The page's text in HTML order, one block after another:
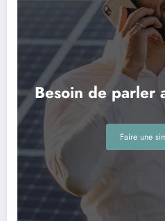
Besoin de parler
Faire une